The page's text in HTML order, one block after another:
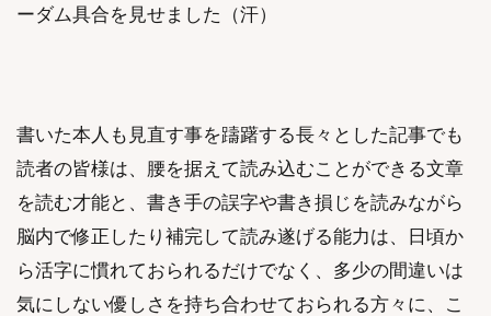
ーダム具合を見せました（汗）
書いた本人も見直す事を躊躇する長々とした記事でも
読者の皆様は、腰を据えて読み込むことができる文章
を読む才能と、書き手の誤字や書き損じを読みながら
脳内で修正したり補完して読み遂げる能力は、日頃か
ら活字に慣れておられるだけでなく、多少の間違いは
気にしない優しさを持ち合わせておられる方々に、こ